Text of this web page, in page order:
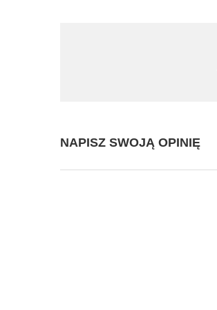
NAPISZ SWOJĄ OPINIĘ